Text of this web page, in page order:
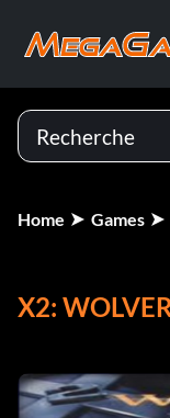
Home Games
X2: